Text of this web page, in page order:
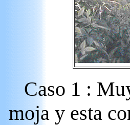
Caso 1 :
moja y esta